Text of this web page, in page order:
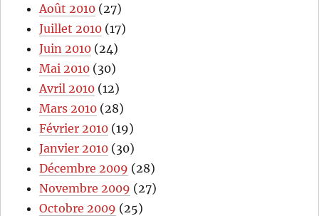
Août 2010 (27)
Juillet 2010 (17)
Juin 2010 (24)
Mai 2010 (30)
Avril 2010 (12)
Mars 2010 (28)
Février 2010 (19)
Janvier 2010 (30)
Décembre 2009 (28)
Novembre 2009 (27)
Octobre 2009 (25)